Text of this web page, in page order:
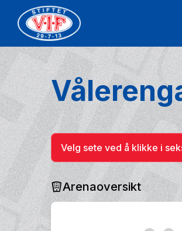
Velg sete ved å klikke i
Arenaoversikt